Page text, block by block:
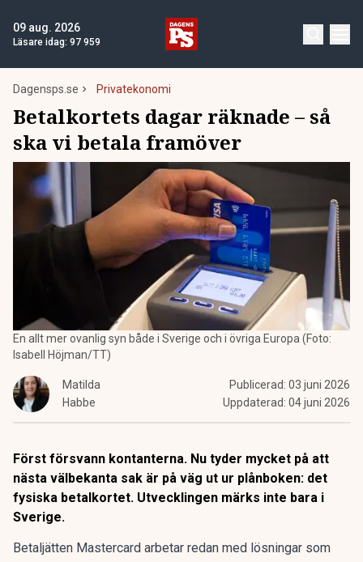
09 aug. 2026
Läsare idag: 97 959
Dagensps.se Privatekonomi
Betalkortets dagar räknade – så
ska vi betala framöver
En allt mer ovanlig syn både i Sverige och i övriga Europa (Foto:
Isabell Höjman/TT)
Matilda
Habbe
Publicerad: 03 juni 2026
Uppdaterad: 04 juni 2026
Först försvann kontanterna. Nu tyder mycket på att
nästa välbekanta sak är på väg ut ur plånboken: det
fysiska betalkortet. Utvecklingen märks inte bara i
Sverige.
Betaljätten Mastercard arbetar redan med lösningar som